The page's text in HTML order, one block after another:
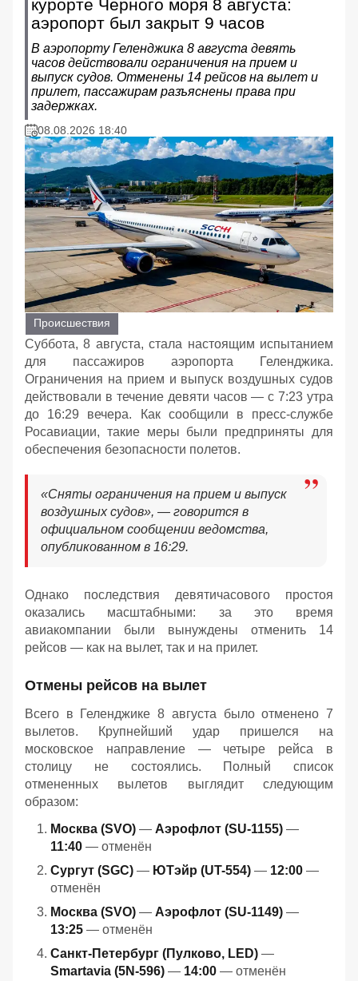
курорте Черного моря 8 августа:
аэропорт был закрыт 9 часов
В аэропорту Геленджика 8 августа девять
часов действовали ограничения на прием и
выпуск судов. Отменены 14 рейсов на вылет и
прилет, пассажирам разъяснены права при
задержках.
08.08.2026 18:40
Происшествия
Суббота, 8 августа, стала настоящим испытанием
для пассажиров аэропорта Геленджика.
Ограничения на прием и выпуск воздушных судов
действовали в течение девяти часов — с 7:23 утра
до 16:29 вечера. Как сообщили в пресс-службе
Росавиации, такие меры были предприняты для
обеспечения безопасности полетов.
«Сняты ограничения на прием и выпуск
воздушных судов», — говорится в
официальном сообщении ведомства,
опубликованном в 16:29.
Однако последствия девятичасового простоя
оказались масштабными: за это время
авиакомпании были вынуждены отменить 14
рейсов — как на вылет, так и на прилет.
Отмены рейсов на вылет
Всего в Геленджике 8 августа было отменено 7
вылетов. Крупнейший удар пришелся на
московское направление — четыре рейса в
столицу не состоялись. Полный список
отмененных вылетов выглядит следующим
образом:
Москва (SVO) — Аэрофлот (SU-1155) —
11:40 — отменён
Сургут (SGC) — ЮТэйр (UT-554) — 12:00 —
отменён
Москва (SVO) — Аэрофлот (SU-1149) —
13:25 — отменён
Санкт-Петербург (Пулково, LED) —
Smartavia (5N-596) — 14:00 — отменён